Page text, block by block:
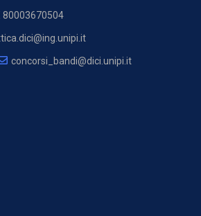
80003670504
concorsi_bandi@dici.unipi.it